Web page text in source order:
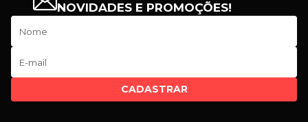
NOVIDADES E PROMOÇÕES!
CADASTRAR